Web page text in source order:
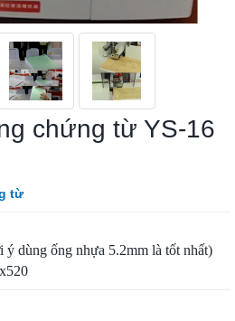
chứng từ YS-16
từ
dùng ống nhựa 5.2mm là tốt nhất)